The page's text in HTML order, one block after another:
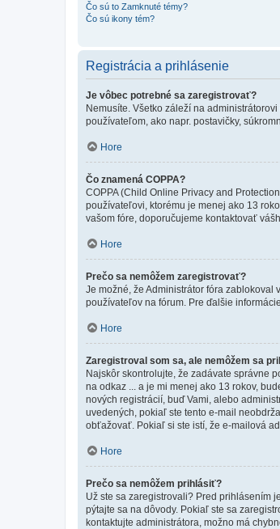
Čo sú to Zamknuté témy?
Čo sú ikony tém?
Registrácia a prihlásenie
Je vôbec potrebné sa zaregistrovať?
Nemusíte. Všetko záleží na
používateľom, ako napr. postavičky,
Hore
Čo znamená COPPA?
COPPA (Child Online Privacy and
používateľovi, ktorému je menej ako 13
vašom fóre, doporučujeme kontaktovať
Hore
Prečo sa nemôžem zaregistrovať?
Je možné, že Administrátor fóra
používateľov na fórum. Pre ďalšie
Hore
Zaregistroval som sa, ale nemôžem sa
Najskôr skontrolujte, že zadávate správne
na odkaz ... a je mi menej ako 13 rokov,
nových registrácií, buď Vami, alebo
uvedených, pokiaľ ste tento e-mail
obťažovať. Pokiaľ si ste istí, že e-mailová
Hore
Prečo sa nemôžem prihlásiť?
Už ste sa zaregistrovali? Pred prihlásením
pýtajte sa na dôvody. Pokiaľ ste sa
kontaktujte administrátora, možno má